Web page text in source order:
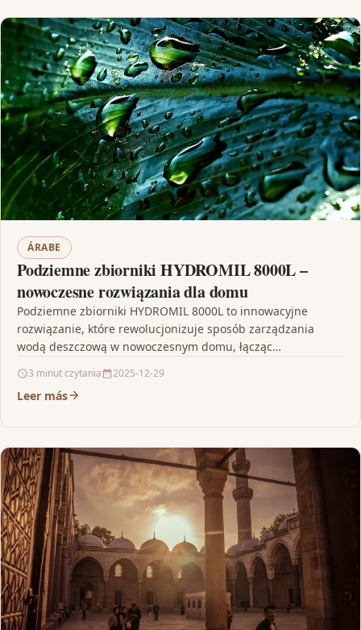
ÁRABE
Podziemne zbiorniki HYDROMIL 8000L –
nowoczesne rozwiązania dla domu
Podziemne zbiorniki HYDROMIL 8000L to innowacyjne
rozwiązanie, które rewolucjonizuje sposób zarządzania
wodą deszczową w nowoczesnym domu, łącząc
odpornością…
3 minut czytania 2025-12-29
Leer más